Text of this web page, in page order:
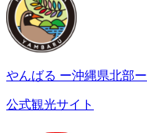
やんばる ー沖縄県北部ー
公式観光サイト